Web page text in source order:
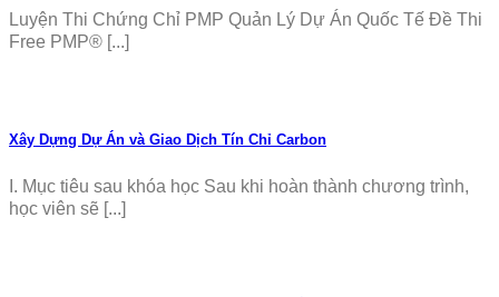
Luyện Thi Chứng Chỉ PMP Quản Lý Dự Án Quốc Tế Đề Thi
Free PMP® [...]
Xây Dựng Dự Án và Giao Dịch Tín Chỉ Carbon
I. Mục tiêu sau khóa học Sau khi hoàn thành chương trình,
học viên sẽ [...]